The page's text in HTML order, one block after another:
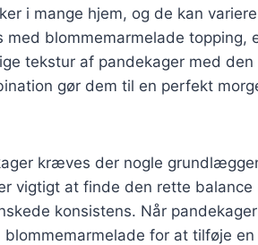
i mange hjem, og de kan
med blommemarmelade topping,
tekstur af pandekager med
gør dem til en perfekt
kræves der nogle
vigtigt at finde den rette balance
konsistens. Når
for at tilføje